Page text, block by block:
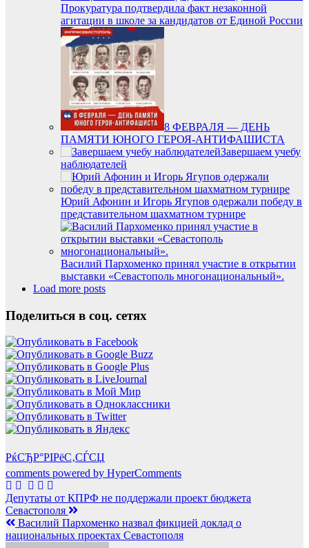
Прокуратура подтвердила факт незаконной
агитации в школе за кандидатов от Единой России
8 ФЕВРАЛЯ — ДЕНЬ
ПАМЯТИ ЮНОГО ГЕРОЯ-АНТИФАШИСТА
Завершаем учебу
наблюдателей
Юрий Афонин и Игорь Ягупов одержали победу в
представительном шахматном турнире
Василий Пархоменко принял участие в открытии
выставки «Севастополь многонациональный».
Load more posts
Поделиться в соц. сетях
РќСЂР°РІРёС‚СЃСЏ
comments powered by HyperComments
Навигация
по
записям
Депутаты от КПРФ не поддержали проект бюджета
Севастополя
Василий Пархоменко назвал фикцией доклад о
национальных проектах Севастополя